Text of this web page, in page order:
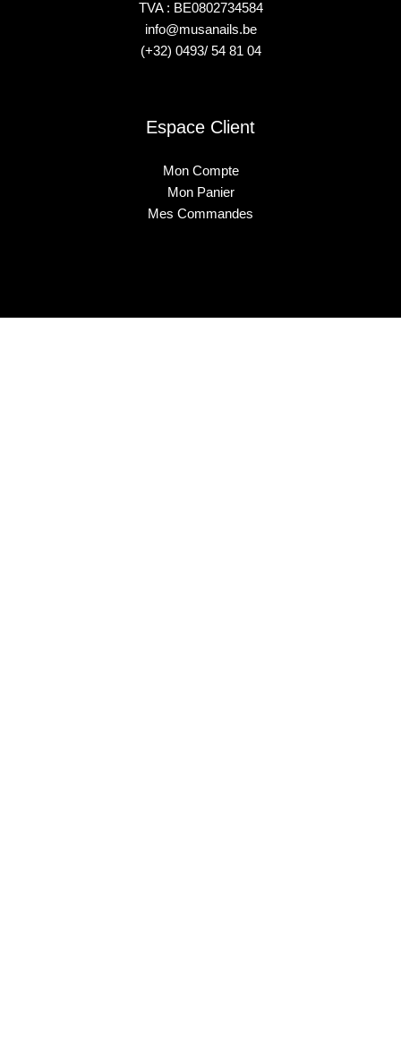
TVA : BE0802734584
info@musanails.be
(+32) 0493/ 54 81 04
Espace Client
Mon Compte
Mon Panier
Mes Commandes